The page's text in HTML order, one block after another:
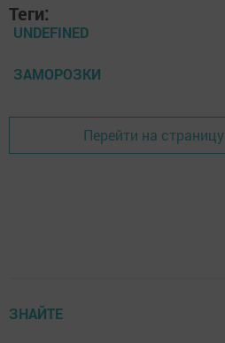
Теги:
UNDEFINED
ЗАМОРОЗКИ
Перейти на
ЗНАЙТЕ